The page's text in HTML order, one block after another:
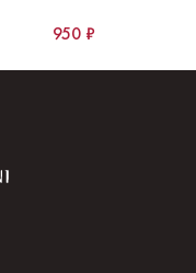
950 ₽